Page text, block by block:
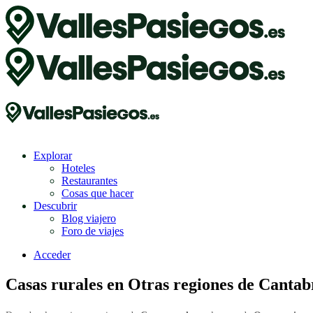
Explorar
Hoteles
Restaurantes
Cosas que hacer
Descubrir
Blog viajero
Foro de viajes
Acceder
Casas rurales en Otras regiones de